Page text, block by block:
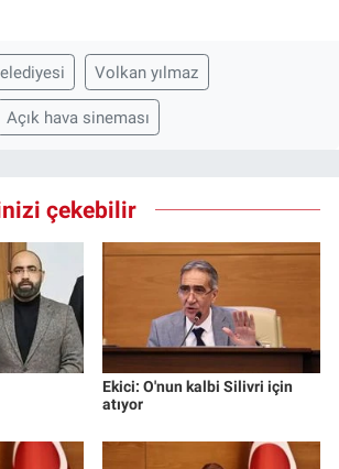
Volkan yılmaz
Açık hava sineması
çekebilir
Ekici: O'nun kalbi Silivri için
atıyor